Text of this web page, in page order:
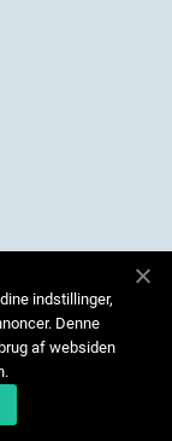
indstillinger,
Denne
af websiden